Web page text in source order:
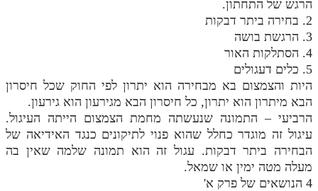
תלמוד עשר הספירות בעיון
תלמוד עשר הספירות חלק א
תע"ס חלק ב' עיון
תע"ס חלק ג' עיון
תלמוד עשר הספירות חלק ד
תלמוד עשר הספירות חלק ה
תלמוד עשר הספירות חלק ו
הרגש של התחתון.
2. בחירה ביתר דבקות
3. הרגשת בושה
4. הסתלקות האור
5. כלים דעגולים
היות והצמצום בא מבחירה הוא יתרון לפי החוק שכל חיסרון
הבא מיתרון הוא יתרון, כל חיסרון הבא מגירעון הוא גירעון.
הרביעי – התמונה שנעשתה מחמת הצמצום הייתה העיגול.
עיגול זה מוגדר כחלל שהוא פנוי לתיקונים כנגד האידיאה של
הבחירה ביתר דבקות. עגול זה הוא תמונה שלמה שאין בה
מעלה מטה ימין או שמאל.
4 הנושאים של פרק א'